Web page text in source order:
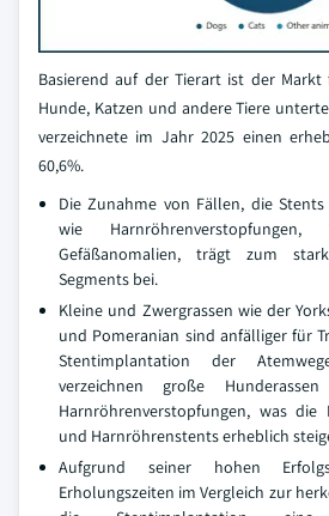
Basierend auf der Tierart ist der
Hunde, Katzen und andere Tiere
verzeichnete im Jahr 2025 einen
60,6%.
Die Zunahme von Fällen, die
wie Harnröhrenverstopfungen,
Gefäßanomalien, trägt zum
Segments bei.
Kleine und Zwergrassen wie der
und Pomeranian sind anfälliger für
Stentimplantation der
verzeichnen große
Harnröhrenverstopfungen, was die
und Harnröhrenstents erheblich
Aufgrund seiner hohen
Erholungszeiten im Vergleich zur